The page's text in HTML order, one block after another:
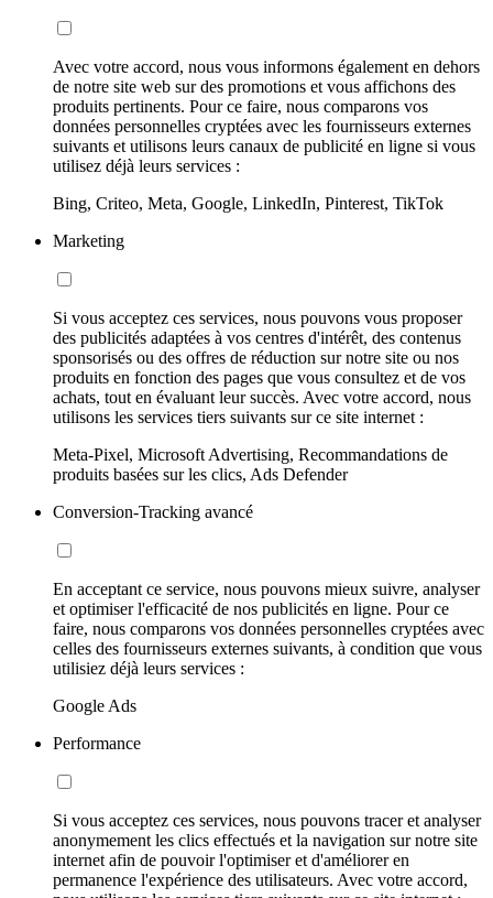
Avec votre accord, nous vous informons également en dehors
de notre site web sur des promotions et vous affichons des
produits pertinents. Pour ce faire, nous comparons vos
données personnelles cryptées avec les fournisseurs externes
suivants et utilisons leurs canaux de publicité en ligne si vous
utilisez déjà leurs services :
Bing, Criteo, Meta, Google, LinkedIn, Pinterest, TikTok
Marketing
Si vous acceptez ces services, nous pouvons vous proposer
des publicités adaptées à vos centres d'intérêt, des contenus
sponsorisés ou des offres de réduction sur notre site ou nos
produits en fonction des pages que vous consultez et de vos
achats, tout en évaluant leur succès. Avec votre accord, nous
utilisons les services tiers suivants sur ce site internet :
Meta-Pixel, Microsoft Advertising, Recommandations de
produits basées sur les clics, Ads Defender
Conversion-Tracking avancé
En acceptant ce service, nous pouvons mieux suivre, analyser
et optimiser l'efficacité de nos publicités en ligne. Pour ce
faire, nous comparons vos données personnelles cryptées avec
celles des fournisseurs externes suivants, à condition que vous
utilisiez déjà leurs services :
Google Ads
Performance
Si vous acceptez ces services, nous pouvons tracer et analyser
anonymement les clics effectués et la navigation sur notre site
internet afin de pouvoir l'optimiser et d'améliorer en
permanence l'expérience des utilisateurs. Avec votre accord,